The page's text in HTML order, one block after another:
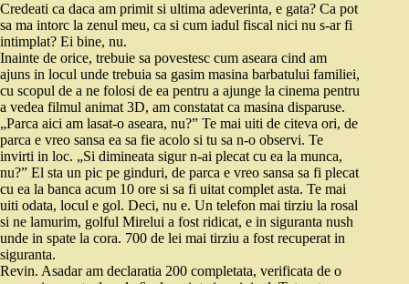
Credeati ca daca am primit si ultima adeverinta, e gata? Ca pot
sa ma intorc la zenul meu, ca si cum iadul fiscal nici nu s-ar fi
intimplat? Ei bine, nu.
Inainte de orice, trebuie sa povestesc cum aseara cind am
ajuns in locul unde trebuia sa gasim masina barbatului familiei,
cu scopul de a ne folosi de ea pentru a ajunge la cinema pentru
a vedea filmul animat 3D, am constatat ca masina disparuse.
„Parca aici am lasat-o aseara, nu?” Te mai uiti de citeva ori, de
parca e vreo sansa ea sa fie acolo si tu sa n-o observi. Te
invirti in loc. „Si dimineata sigur n-ai plecat cu ea la munca,
nu?” El sta un pic pe ginduri, de parca e vreo sansa sa fi plecat
cu ea la banca acum 10 ore si sa fi uitat complet asta. Te mai
uiti odata, locul e gol. Deci, nu e. Un telefon mai tirziu la rosal
si ne lamurim, golful Mirelui a fost ridicat, e in siguranta nush
unde in spate la cora. 700 de lei mai tirziu a fost recuperat in
siguranta.
Revin. Asadar am declaratia 200 completata, verificata de o